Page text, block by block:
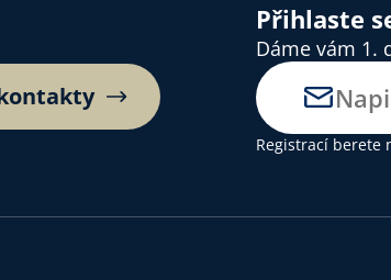
Přihlaste
Dáme vám 1.
Registrací berete